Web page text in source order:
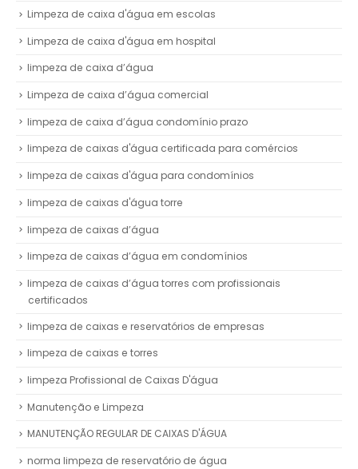
Limpeza de caixa d'água em escolas
Limpeza de caixa d'água em hospital
limpeza de caixa d’água
Limpeza de caixa d’água comercial
limpeza de caixa d’água condomínio prazo
limpeza de caixas d'água certificada para comércios
limpeza de caixas d'água para condomínios
limpeza de caixas d'água torre
limpeza de caixas d’água
limpeza de caixas d’água em condomínios
limpeza de caixas d’água torres com profissionais
certificados
limpeza de caixas e reservatórios de empresas
limpeza de caixas e torres
limpeza Profissional de Caixas D'água
Manutenção e Limpeza
MANUTENÇÃO REGULAR DE CAIXAS D'ÁGUA
norma limpeza de reservatório de água